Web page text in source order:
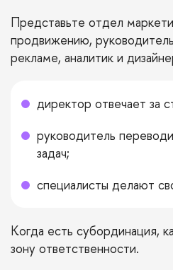
Представьте отдел
продвижению,
рекламе, аналитик и
директор отвечает за
руководитель
задач;
специалисты делают
Когда есть субординация,
зону ответственности.